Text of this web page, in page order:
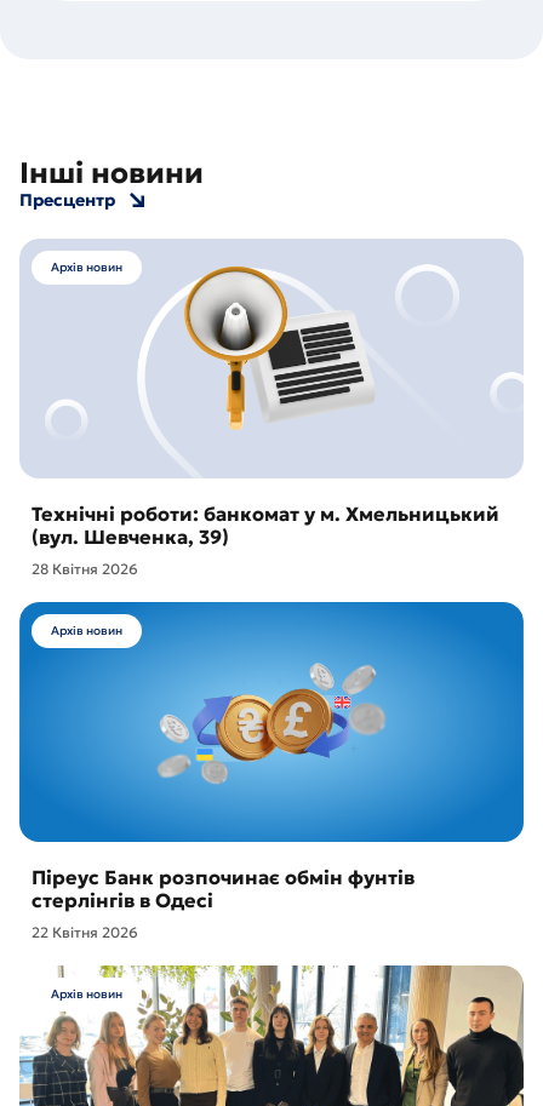
Інші новини
Пресцентр
Архів новин
Технічні роботи: банкомат у м. Хмельницький
(вул. Шевченка, 39)
28 Квітня 2026
Архів новин
Піреус Банк розпочинає обмін фунтів
стерлінгів в Одесі
22 Квітня 2026
Архів новин